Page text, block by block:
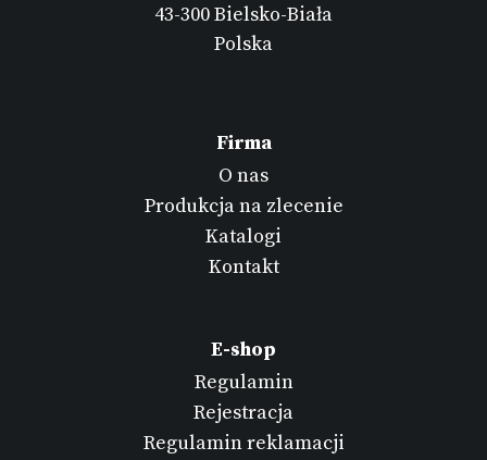
43-300 Bielsko-Biała
Polska
Firma
O nas
Produkcja na zlecenie
Katalogi
Kontakt
E-shop
Regulamin
Rejestracja
Regulamin reklamacji